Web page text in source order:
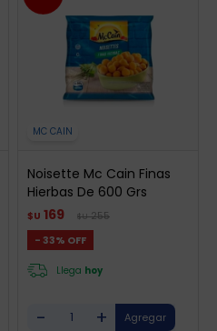
MC CAIN
Noisette Mc Cain Finas
Hierbas De 600 Grs
$U 169 $U 255
33
Llega hoy
- +